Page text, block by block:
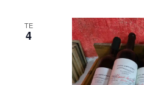
ΤΕ
4